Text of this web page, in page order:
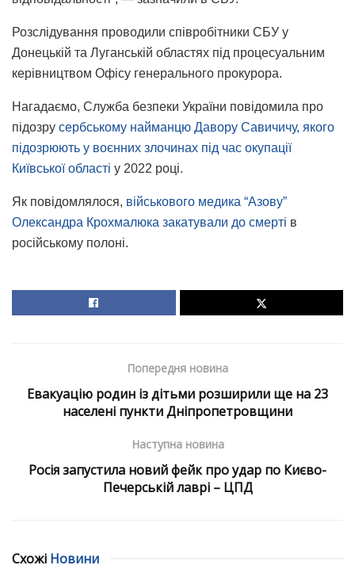
Розслідування проводили співробітники СБУ у
Донецькій та Луганській областях під процесуальним
керівництвом Офісу генерального прокурора.
Нагадаємо, Служба безпеки України повідомила про
підозру сербському найманцю Давору Савичичу, якого
підозрюють у воєнних злочинах під час окупації
Київської області у 2022 році.
Як повідомлялося, військового медика “Азову”
Олександра Крохмалюка закатували до смерті в
російському полоні.
Попередня новина
Евакуацію родин із дітьми розширили ще на 23
населені пункти Дніпропетровщини
Наступна новина
Росія запустила новий фейк про удар по Києво-
Печерській лаврі – ЦПД
Схожі Новини